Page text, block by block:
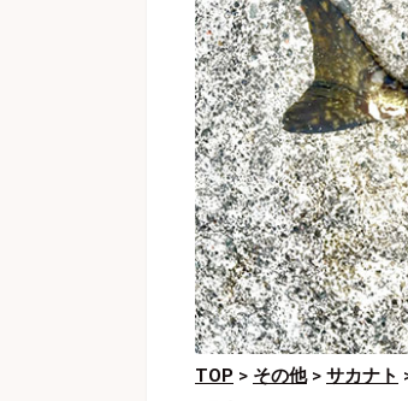
TOP > その他> サカナト